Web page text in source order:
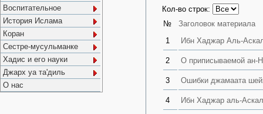
Воспитательное
История Ислама
Коран
Сестре-мусульманке
Хадис и его науки
Джарх уа та'диль
О нас
Кол-во строк:
№
Заголовок материала
1
Ибн Хаджар Аль-
2 О приписываемой ан-
3 Ошибки джамаата
4 Ибн Хаджар аль-